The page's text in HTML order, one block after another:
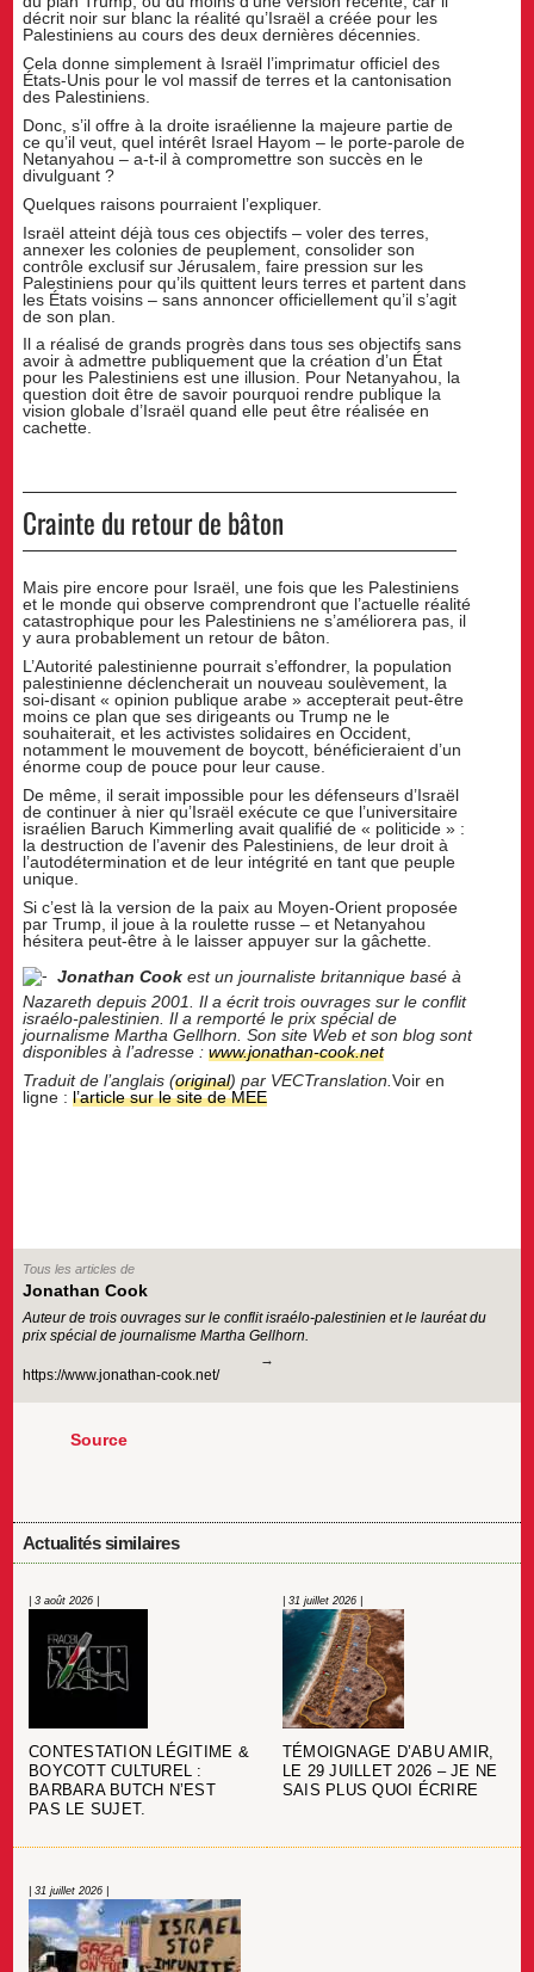
décrit noir sur blanc la réalité qu’Israël a créée pour les
Palestiniens au cours des deux dernières décennies.
Cela donne simplement à Israël l’imprimatur officiel des
États-Unis pour le vol massif de terres et la cantonisation
des Palestiniens.
Donc, s’il offre à la droite israélienne la majeure partie de
ce qu’il veut, quel intérêt Israel Hayom – le porte-parole de
Netanyahou – a-t-il à compromettre son succès en le
divulguant ?
Quelques raisons pourraient l’expliquer.
Israël atteint déjà tous ces objectifs – voler des terres,
annexer les colonies de peuplement, consolider son
contrôle exclusif sur Jérusalem, faire pression sur les
Palestiniens pour qu’ils quittent leurs terres et partent dans
les États voisins – sans annoncer officiellement qu’il s’agit
de son plan.
Il a réalisé de grands progrès dans tous ses objectifs sans
avoir à admettre publiquement que la création d’un État
pour les Palestiniens est une illusion. Pour Netanyahou, la
question doit être de savoir pourquoi rendre publique la
vision globale d’Israël quand elle peut être réalisée en
cachette.
Crainte du retour de bâton
Mais pire encore pour Israël, une fois que les Palestiniens
et le monde qui observe comprendront que l’actuelle réalité
catastrophique pour les Palestiniens ne s’améliorera pas, il
y aura probablement un retour de bâton.
L’Autorité palestinienne pourrait s’effondrer, la population
palestinienne déclencherait un nouveau soulèvement, la
soi-disant « opinion publique arabe » accepterait peut-être
moins ce plan que ses dirigeants ou Trump ne le
souhaiterait, et les activistes solidaires en Occident,
notamment le mouvement de boycott, bénéficieraient d’un
énorme coup de pouce pour leur cause.
De même, il serait impossible pour les défenseurs d’Israël
de continuer à nier qu’Israël exécute ce que l’universitaire
israélien Baruch Kimmerling avait qualifié de « politicide » :
la destruction de l’avenir des Palestiniens, de leur droit à
l’autodétermination et de leur intégrité en tant que peuple
unique.
Si c’est là la version de la paix au Moyen-Orient proposée
par Trump, il joue à la roulette russe – et Netanyahou
hésitera peut-être à le laisser appuyer sur la gâchette.
Jonathan Cook est un journaliste britannique basé à
Nazareth depuis 2001. Il a écrit trois ouvrages sur le conflit
israélo-palestinien. Il a remporté le prix spécial de
journalisme Martha Gellhorn. Son site Web et son blog sont
disponibles à l’adresse :www.jonathan-cook.net
Traduit de l’anglais (original) par VECTranslation.Voir en
ligne :l’article sur le site de MEE
Tous les articles de
Jonathan Cook
Auteur de trois ouvrages sur le conflit israélo-palestinien et le lauréat du
prix spécial de journalisme Martha Gellhorn.
https://www.jonathan-cook.net/
Source
Actualités similaires
| 3 août 2026 |
CONTESTATION LÉGITIME &
BOYCOTT CULTUREL :
BARBARA BUTCH N’EST
PAS LE SUJET.
| 31 juillet 2026 |
TÉMOIGNAGE D’ABU AMIR,
LE 29 JUILLET 2026 – JE NE
SAIS PLUS QUOI ÉCRIRE
| 31 juillet 2026 |